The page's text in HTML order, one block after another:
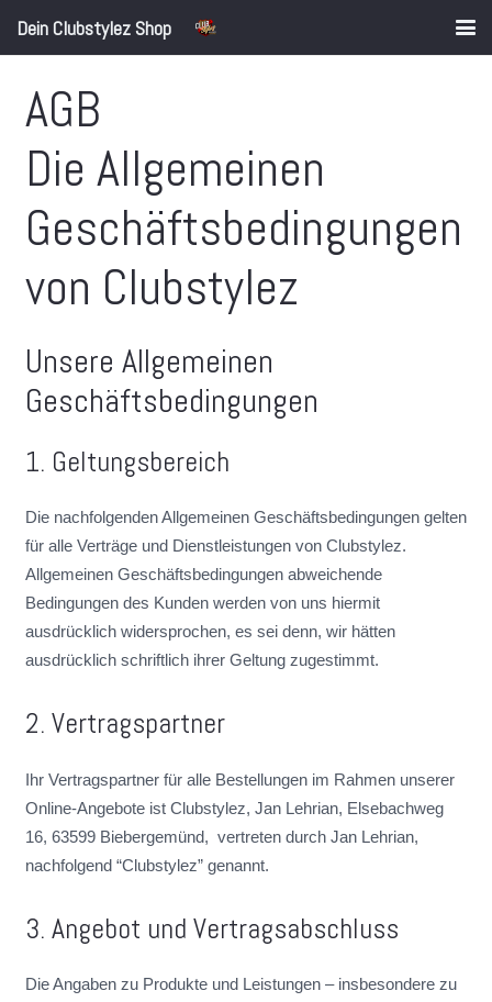
Dein Clubstylez Shop
AGB
Die Allgemeinen
Geschäftsbedingungen
von Clubstylez
Unsere Allgemeinen
Geschäftsbedingungen
1. Geltungsbereich
Die nachfolgenden Allgemeinen Geschäftsbedingungen gelten
für alle Verträge und Dienstleistungen von Clubstylez.
Allgemeinen Geschäftsbedingungen abweichende
Bedingungen des Kunden werden von uns hiermit
ausdrücklich widersprochen, es sei denn, wir hätten
ausdrücklich schriftlich ihrer Geltung zugestimmt.
2. Vertragspartner
Ihr Vertragspartner für alle Bestellungen im Rahmen unserer
Online-Angebote ist Clubstylez, Jan Lehrian, Elsebachweg
16, 63599 Biebergemünd, vertreten durch Jan Lehrian,
nachfolgend “Clubstylez” genannt.
3. Angebot und Vertragsabschluss
Die Angaben zu Produkte und Leistungen – insbesondere zu